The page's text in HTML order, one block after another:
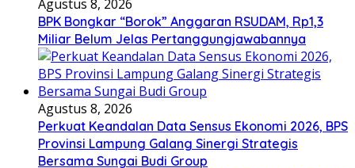
Agustus 8, 2026
BPK Bongkar “Borok” Anggaran RSUDAM, Rp1,3
Miliar Belum Jelas Pertanggungjawabannya
Agustus 8, 2026
Perkuat Keandalan Data Sensus Ekonomi 2026, BPS
Provinsi Lampung Galang Sinergi Strategis
Bersama Sungai Budi Group